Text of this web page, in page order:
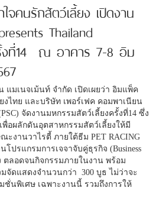
คนรักสัตว์เลี้ยง เปิดงาน
Thailand
งที่14 ณ อาคาร 7-8 อิม
มเนจเม้นท์ จำกัด เปิดเผยว่า อิมแพ็ค
ไทย และบริษัท เพอร์เฟค คอมพาเนียน
จัดงานมหกรรมสัตว์เลี้ยงครั้งที่14 ซึ่ง
อผลักดันอุตสาหกรรมสัตว์เลี้ยงให้มี
งานวาไรตี้ ภายใต้ธีม PET RACING
ปรแกรมการเจจาจับคู่ธุรกิจ (Business
ตลอดจนกิจกรรมภายในงาน พร้อม
ดแสดงจำนวนกว่า 300 บูธ ไม่ว่าจะ
นพิเศษ เฉพาะงานนี้ รวมถึงการให้